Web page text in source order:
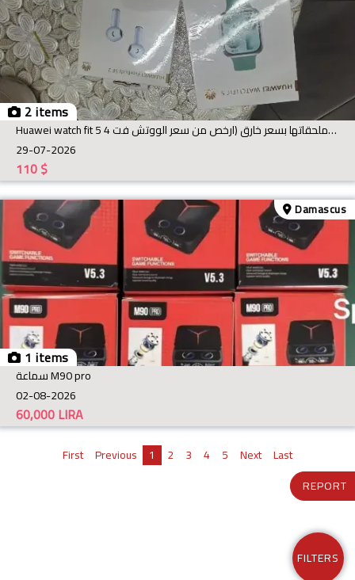
2 items
Huawei watch fit 5 للبيع ساعة هواوي ووتش فت 5 مع علبتها وملحقاتها بسعر خارق (ارخص من سعر الووتش فت 4
29-07-2026
$
110
1 items
Damascus
سماعة M90 pro
02-08-2026
LIRA
60,000
First Previous 1 2 3 4 5 Next Last
FILTERS
REPORT